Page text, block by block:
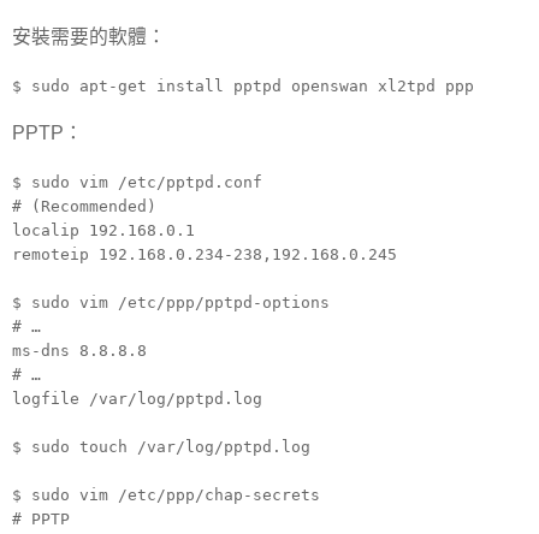
安裝需要的軟體：
$ sudo apt-get install pptpd openswan xl2tpd ppp
PPTP：
$ sudo vim /etc/pptpd.conf
# (Recommended)
localip 192.168.0.1
remoteip 192.168.0.234-238,192.168.0.245
$ sudo vim /etc/ppp/pptpd-options
# …
ms-dns 8.8.8.8
# …
logfile /var/log/pptpd.log
$ sudo touch /var/log/pptpd.log
$ sudo vim /etc/ppp/chap-secrets
# PPTP